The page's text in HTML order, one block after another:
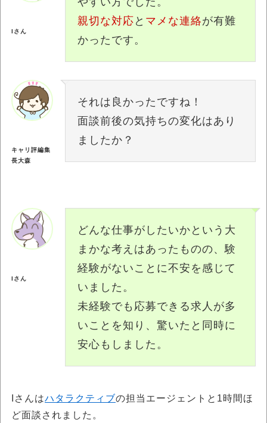
親切な対応 と マメな連絡が有難
かったです。
Iさん
キャリ評編集
長大森
それは良かったですね！
面談前後の気持ちの変化はあり
ましたか？
どんな仕事がしたいかという大
まかな考えはあったものの、験
経験がないことに不安を感じて
いました。
未経験でも応募できる求人が多
いことを知り、驚いたと同時に
安心もしました。
Iさん
Iさんはハタラクティブの担当エージェントと1時間ほ
ど面談されました。